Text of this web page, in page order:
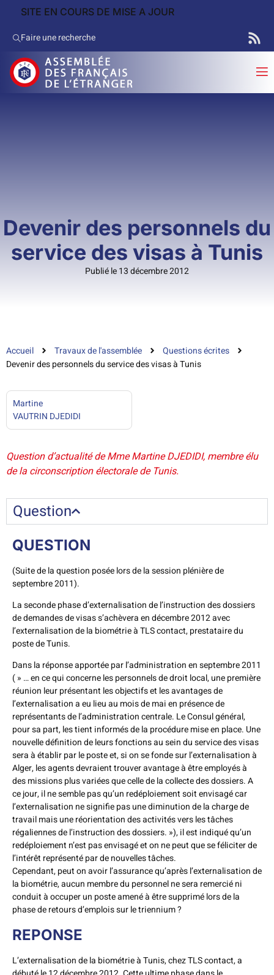
SITE EN COURS DE MISE A JOUR
Faire une recherche
Devenir des personnels du
service des visas à Tunis
Publié le 13 décembre 2012
Accueil Travaux de l'assemblée
Questions écrites
Devenir des personnels du service des visas à Tunis
Martine
VAUTRIN DJEDIDI
Question d’actualité de Mme Martine DJEDIDI, membre élu
de la circonscription électorale de Tunis.
Question
QUESTION
(Suite de la question posée lors de la session plénière de
septembre 2011).
La seconde phase d’externalisation de l’instruction des dossiers
de demandes de visas s’achèvera en décembre 2012 avec
l’externalisation de la biométrie à TLS contact, prestataire du
poste de Tunis.
Dans la réponse apportée par l’administration en septembre 2011
( » … en ce qui concerne les personnels de droit local, une première
réunion leur présentant les objectifs et les avantages de
l’externalisation a eu lieu au mois de mai en présence de
représentants de l’administration centrale. Le Consul général,
pour sa part, les tient informés de la procédure mise en place. Une
nouvelle définition de leurs fonctions au sein du service des visas
sera à établir par le poste et, si on se fonde sur l’externalisation à
Alger, les agents devraient trouver avantage à être employés à
des missions plus variées que celle de la collecte des dossiers. A
ce jour, il ne semble pas qu’un redéploiement soit envisagé car
l’externalisation ne signifie pas une diminution de la charge de
travail mais une réorientation des activités vers les tâches
régaliennes de l’instruction des dossiers. »), il est indiqué qu’un
redéploiement n’est pas envisagé et on ne peut que se féliciter de
l’intérêt représenté par de nouvelles tâches.
Cependant, peut on avoir l’assurance qu’après l’externalisation de
la biométrie, aucun membre du personnel ne sera remercié ni
conduit à occuper un poste amené à être supprimé lors de la
phase de retours d’emplois sur le triennium ?
REPONSE
L’externalisation de la biométrie à Tunis, chez TLS contact, a